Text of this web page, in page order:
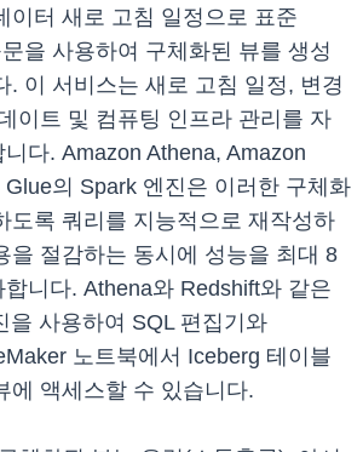
이터 새로 고침 일정으로 표준
을 사용하여 구체화된 뷰를 생성
. 이 서비스는 새로 고침 일정, 변경
이트 및 컴퓨팅 인프라 관리를 자
다. Amazon Athena, Amazon
Glue의 Spark 엔진은 이러한 구체화
도록 쿼리를 지능적으로 재작성하
을 절감하는 동시에 성능을 최대 8
니다. Athena와 Redshift와 같은
을 사용하여 SQL 편집기와
노트북에서 Iceberg 테이블
에 액세스할 수 있습니다.